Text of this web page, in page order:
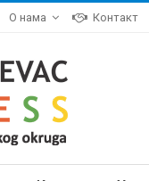
О нама Контакт